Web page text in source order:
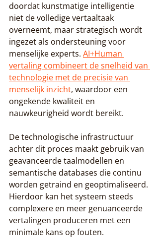
doordat kunstmatige intelligentie
niet de volledige vertaaltaak
overneemt, maar strategisch wordt
ingezet als ondersteuning voor
menselijke experts. AI+Human
vertaling combineert de snelheid van
technologie met de precisie van
menselijk inzicht, waardoor een
ongekende kwaliteit en
nauwkeurigheid wordt bereikt.
De technologische infrastructuur
achter dit proces maakt gebruik van
geavanceerde taalmodellen en
semantische databases die continu
worden getraind en geoptimaliseerd.
Hierdoor kan het systeem steeds
complexere en meer genuanceerde
vertalingen produceren met een
minimale kans op fouten.